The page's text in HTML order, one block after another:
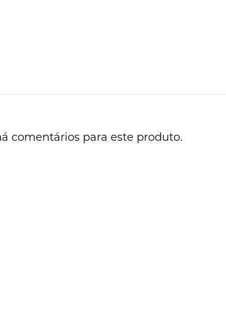
comentários para este produto.